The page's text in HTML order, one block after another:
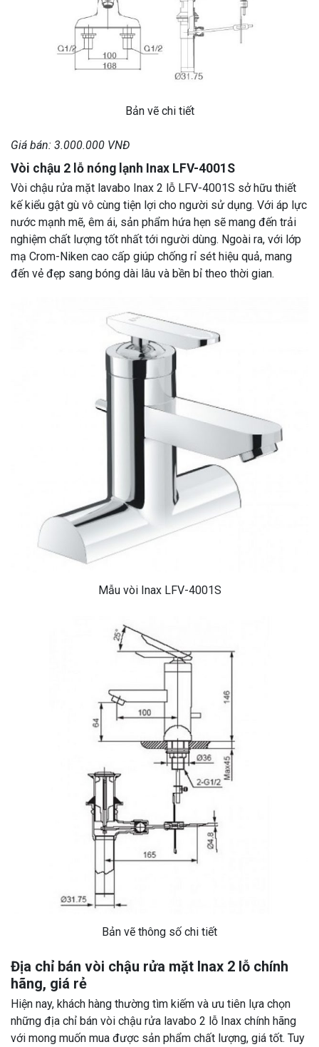
Bản vẽ chi tiết
Giá bán: 3.000.000 VNĐ
Vòi chậu 2 lỗ nóng lạnh Inax LFV-4001S
Vòi chậu rửa mặt lavabo Inax 2 lỗ LFV-4001S sở hữu thiết
kế kiểu gật gù vô cùng tiện lợi cho người sử dụng. Với áp lực
nước mạnh mẽ, êm ái, sản phẩm hứa hẹn sẽ mang đến trải
nghiệm chất lượng tốt nhất tới người dùng. Ngoài ra, với lớp
mạ Crom-Niken cao cấp giúp chống rỉ sét hiệu quả, mang
đến vẻ đẹp sang bóng dài lâu và bền bỉ theo thời gian.
Mẫu vòi Inax LFV-4001S
Bản vẽ thông số chi tiết
Địa chỉ bán vòi chậu rửa mặt Inax 2 lỗ chính
hãng, giá rẻ
Hiện nay, khách hàng thường tìm kiếm và ưu tiên lựa chọn
những địa chỉ bán vòi chậu rửa lavabo 2 lỗ Inax chính hãng
với mong muốn mua được sản phẩm chất lượng, giá tốt. Tuy